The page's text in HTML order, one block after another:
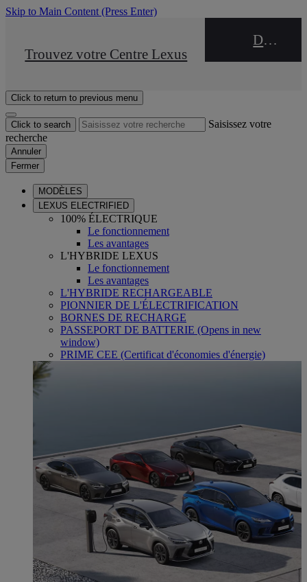
Skip to Main Content (Press Enter)
STOP DRIVE Takata
Trouvez votre Centre Lexus
DEALER NAME
Click to return to previous menu
Click to search
Saisissez votre
recherche
Annuler
Fermer
MODÈLES
LEXUS ELECTRIFIED
100% ÉLECTRIQUE
Le fonctionnement
Les avantages
L'HYBRIDE LEXUS
Le fonctionnement
Les avantages
L'HYBRIDE RECHARGEABLE
PIONNIER DE L'ÉLECTRIFICATION
BORNES DE RECHARGE
PASSEPORT DE BATTERIE (Opens in new
window)
PRIME CEE (Certificat d'économies d'énergie)